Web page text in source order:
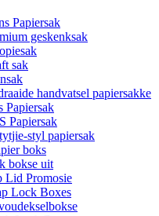
Papiersak
geskenksak
sak
handvatsel papiersakke
Papiersak
Papiersak
styl papiersak
boks
bokse uit
Lid Promosie
Lock Boxes